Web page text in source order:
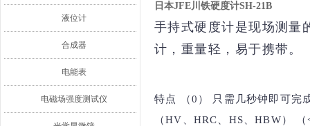
液位计
合成器
电能表
电磁场强度测试仪
日本JFE川铁硬度计SH-21B
手持式硬度计是现场测量
计，重量轻，易于携带。
特点 （0） 只需几秒钟即可完
（HV、HRC、HS、HBW）